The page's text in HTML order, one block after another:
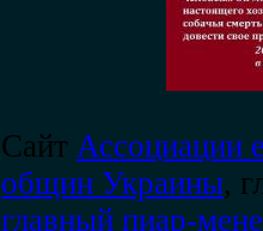
Сайт Ассоциации
общин Украины,
главный пиар-